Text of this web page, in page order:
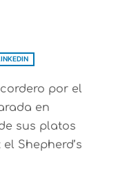
por el
en
sus platos
Shepherd’s